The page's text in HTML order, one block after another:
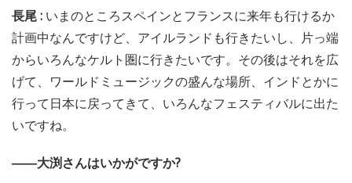
長尾 : いまのところスペインとフランスに来年も行けるか
計画中なんですけど、アイルランドも行きたいし、片っ端
からいろんなケルト圏に行きたいです。その後はそれを広
げて、ワールドミュージックの盛んな場所、インドとかに
行って日本に戻ってきて、いろんなフェスティバルに出た
いですね。
――大渕さんはいかがですか?